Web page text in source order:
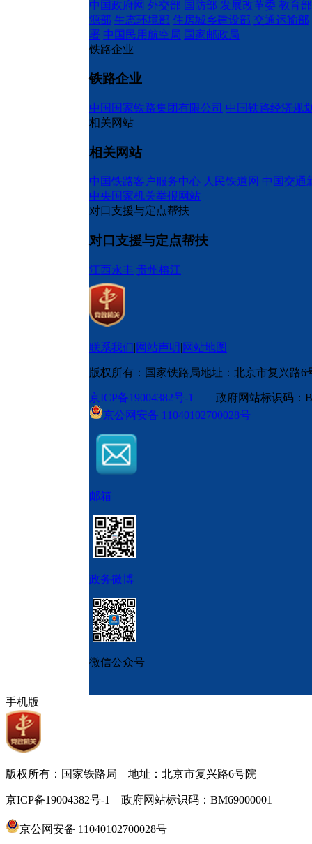
中国政府网 外交部 国防部 发展改革委 教育部
源部 生态环境部 住房城乡建设部 交通运输部
署 中国民用航空局 国家邮政局
铁路企业
铁路企业
中国国家铁路集团有限公司 中国铁路经济规
相关网站
相关网站
中国铁路客户服务中心 人民铁道网 中国交通
中央国家机关举报网站
对口支援与定点帮扶
对口支援与定点帮扶
江西永丰 贵州榕江
联系我们|网站声明|网站地图
版权所有：国家铁路局地址：北京市复兴路6
京ICP备19004382号-1
政府网站标识码
京公网安备 11040102700028号
邮箱
政务微博
微信公众号
手机版
版权所有：国家铁路局 地址：北京市复兴路6号院
京ICP备19004382号-1 政府网站标识码：BM69000001
京公网安备 11040102700028号